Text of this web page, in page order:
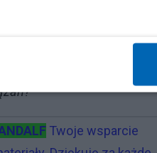
narodu?
Twoje wsparcie